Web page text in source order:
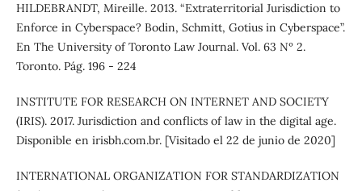
HILDEBRANDT, Mireille. 2013. “Extraterritorial Jurisdiction to
Enforce in Cyberspace? Bodin, Schmitt, Gotius in Cyberspace”.
En The University of Toronto Law Journal. Vol. 63 Nº 2.
Toronto. Pág. 196 - 224
INSTITUTE FOR RESEARCH ON INTERNET AND SOCIETY
(IRIS). 2017. Jurisdiction and conflicts of law in the digital age.
Disponible en irisbh.com.br. [Visitado el 22 de junio de 2020]
INTERNATIONAL ORGANIZATION FOR STANDARDIZATION